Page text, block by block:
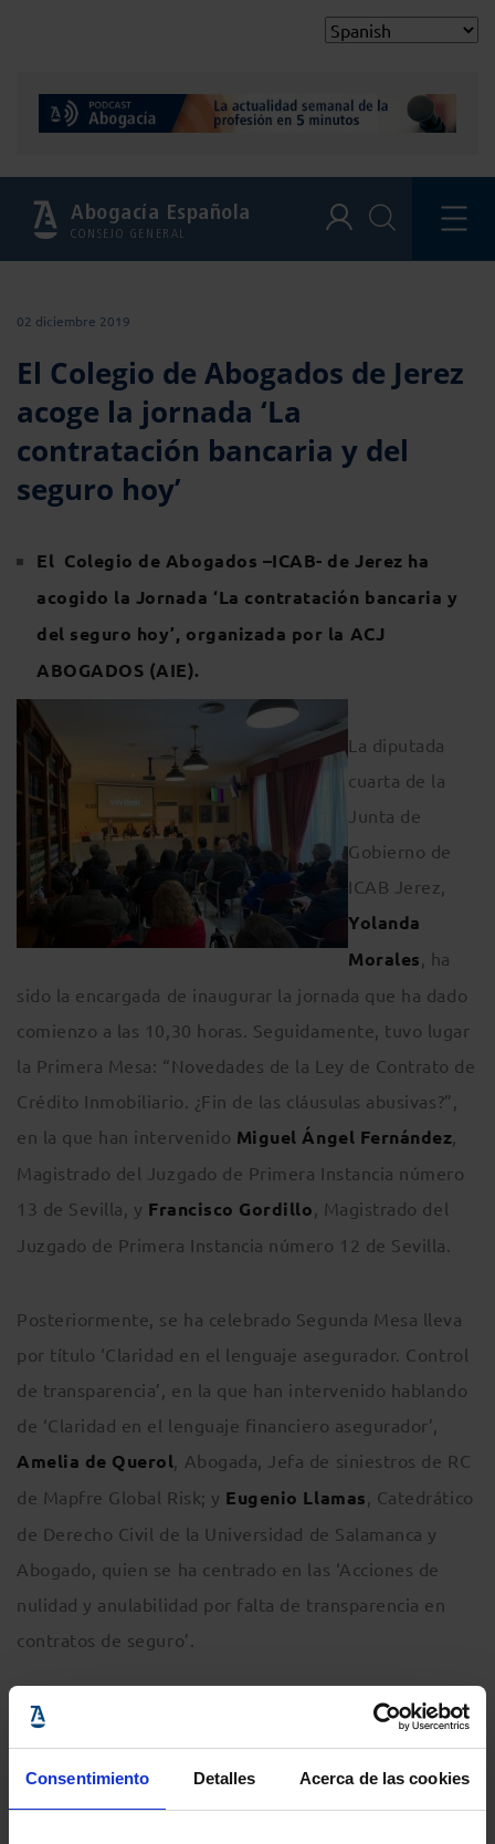
Consentimiento Detalles Acerca de las cookies
Abogacía Española
CONSEJO GENERAL
02 diciembre 2019
El Colegio de Abogados de Jerez
acoge la jornada ‘La
contratación bancaria y del
seguro hoy’
El Colegio de Abogados –ICAB- de Jerez ha
acogido la Jornada ‘La contratación bancaria y
del seguro hoy’, organizada por la ACJ
ABOGADOS (AIE).
La diputada
cuarta de la
Junta de
Gobierno de
ICAB Jerez,
Yolanda
Morales, ha
sido la encargada de inaugurar la jornada que ha dado
comienzo a las 10,30 horas. Seguidamente, tuvo lugar
la Primera Mesa: “Novedades de la Ley de Contrato de
Crédito Inmobiliario. ¿Fin de las cláusulas abusivas?”,
en la que han intervenido Miguel Ángel Fernández,
Magistrado del Juzgado de Primera Instancia número
13 de Sevilla, y Francisco Gordillo, Magistrado del
Juzgado de Primera Instancia número 12 de Sevilla.
Posteriormente, se ha celebrado Segunda Mesa lleva
por título ‘Claridad en el lenguaje asegurador. Control
de transparencia’, en la que han intervenido hablando
de ‘Claridad en el lenguaje financiero asegurador’,
Amelia de Querol, Abogada, Jefa de siniestros de RC
de Mapfre Global Risk; y Eugenio Llamas, Catedrático
de Derecho Civil de la Universidad de Salamanca y
Abogado, quien se ha centrado en las ‘Acciones de
nulidad y anulabilidad por falta de transparencia en
contratos de seguro’.
La clausura ha contado con la ponencia ‘El contrato de
seguro y la jurisprudencia del Tribunal Supremo,
delimitación y limitación de coberturas, cláusulas